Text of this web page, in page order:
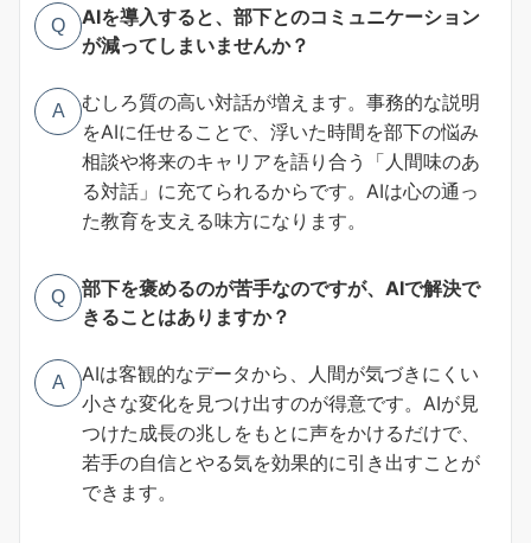
Q
AIを導入すると、部下とのコミュニケーション
が減ってしまいませんか？
A
むしろ質の高い対話が増えます。事務的な説明
をAIに任せることで、浮いた時間を部下の悩み
相談や将来のキャリアを語り合う「人間味のあ
る対話」に充てられるからです。AIは心の通っ
た教育を支える味方になります。
Q
部下を褒めるのが苦手なのですが、AIで解決で
きることはありますか？
A
AIは客観的なデータから、人間が気づきにくい
小さな変化を見つけ出すのが得意です。AIが見
つけた成長の兆しをもとに声をかけるだけで、
若手の自信とやる気を効果的に引き出すことが
できます。